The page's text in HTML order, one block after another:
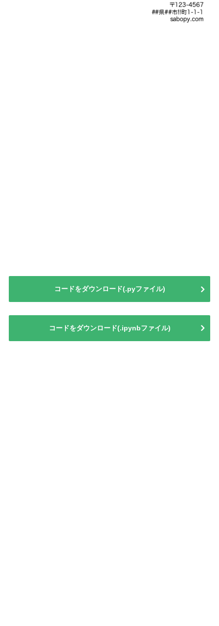
コードをダウンロード(.pyファイル)
コードをダウンロード(.ipynbファイル)